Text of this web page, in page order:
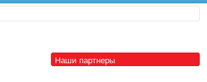
Наши партнеры